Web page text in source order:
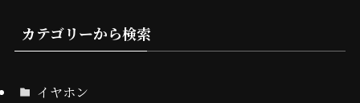
カテゴリーから検索
イヤホン